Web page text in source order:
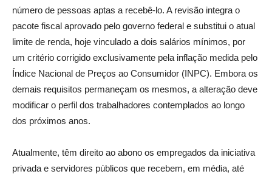
número de pessoas aptas a recebê-lo. A revisão integra o
pacote fiscal aprovado pelo governo federal e substitui o atual
limite de renda, hoje vinculado a dois salários mínimos, por
um critério corrigido exclusivamente pela inflação medida pelo
Índice Nacional de Preços ao Consumidor (INPC). Embora os
demais requisitos permaneçam os mesmos, a alteração deve
modificar o perfil dos trabalhadores contemplados ao longo
dos próximos anos.
Atualmente, têm direito ao abono os empregados da iniciativa
privada e servidores públicos que recebem, em média, até